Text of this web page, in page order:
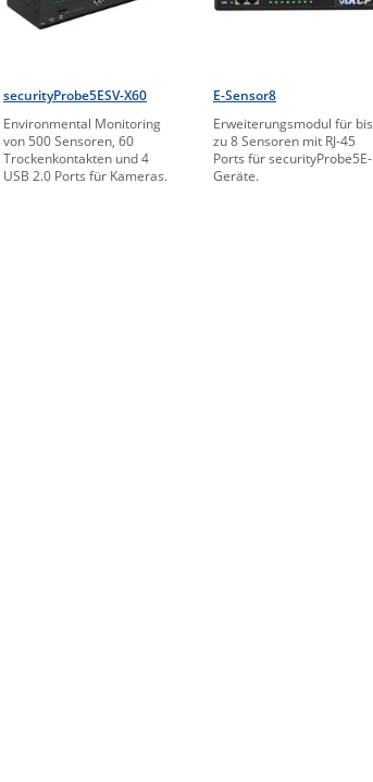
securityProbe5ESV-X60
Environmental Monitoring
von 500 Sensoren, 60
Trockenkontakten und 4
USB 2.0 Ports für Kameras.
E-Sensor8
Erweiterungsmodul für bis
zu 8 Sensoren mit RJ-45
Ports für securityProbe5E-
Geräte.